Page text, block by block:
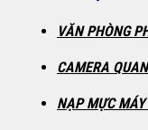
VĂN PHÒNG
CAMERA
NẠP MỰC